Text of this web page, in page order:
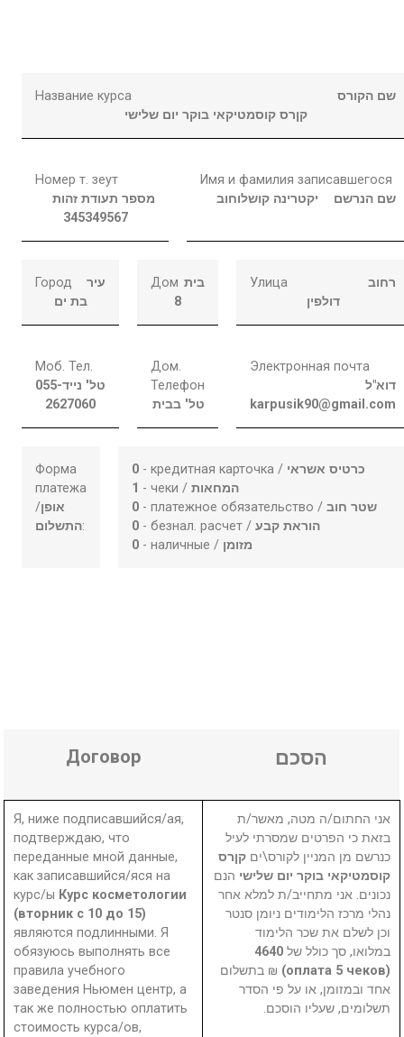
Название курса
שם הקורס
קןרס קוסמטיקאי בוקר יום שלישי
Номер т. зеут
מספר תעודת זהות
345349567
Имя и фамилия записавшегося
שם הנרשם
יקטרינה קושלוחוב
Город
עיר
בת ים
Дом בית
8
Улица
רחוב
דולפין
Моб. Тел.
טל' נייד055-
2627060
Дом.
Телефон
טל' בבית
Электронная почта
דוא"ל
karpusik90@gmail.com
Форма
платежа
/אופן
התשלום:
0 - кредитная карточка / כרטיס אשראי
1 - чеки /המחאות
0 - платежное обязательство /שטר חוב
0 - безнал. расчет /הוראת קבע
0 - наличные / מזומן
Договор הסכם
Я, ниже подписавшийся/ая,
подтверждаю, что
переданные мной данные,
как записавшийся/яся на
курс/ы Курс косметологии
(вторник с 10 до 15)
являются подлинными. Я
обязуюсь выполнять все
правила учебного
заведения Ньюмен центр, а
так же полностью оплатить
стоимость курса/ов,
אני החתום/ה מטה, מאשר/ת
בזאת כי הפרטים שמסרתי לעיל
כנרשם מן המניין לקורס\ים קןרס
קוסמטיקאי בוקר יום שלישי הנם
נכונים. אני מתחייב/ת למלא אחר
נהלי מרכז הלימודים ניומן סנטר
וכן לשלם את שכר הלימוד
במלואו, סך כולל של 4640
(оплата 5 чеков)
₪ בתשלום
אחד ובמזומן, או על פי הסדר
תשלומים, שעליו הוסכם.